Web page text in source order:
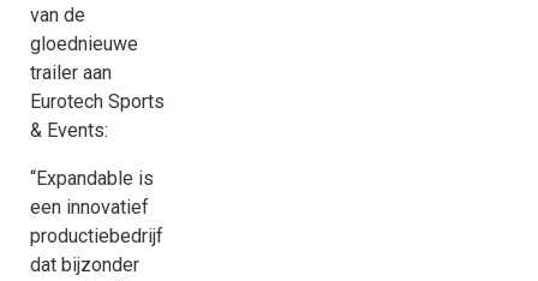
van de
gloednieuwe
trailer aan
Eurotech Sports
& Events:
“Expandable is
een innovatief
productiebedrijf
dat bijzonder